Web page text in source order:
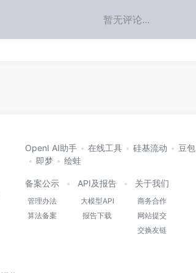
暂无评论...
OpenI AI助手 在线工具 硅基流动 豆包
即梦
绘蛙
备案公示
管理办法
算法备案
API及报告
大模型API
报告下载
关于我们
商务合作
网站提交
交换友链